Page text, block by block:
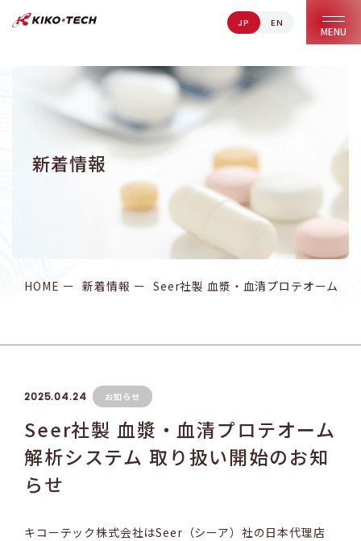
キコーテック株式会社 | ライフサイエンス研究への貢献
JP EN
MENU
新着情報
HOME 新着情報 Seer社製 血漿・血清プロテオーム解
2025.04.24 お知らせ
Seer社製 血漿・血清プロテオーム
解析システム 取り扱い開始のお知
らせ
キコーテック株式会社はSeer（シーア）社の日本代理店